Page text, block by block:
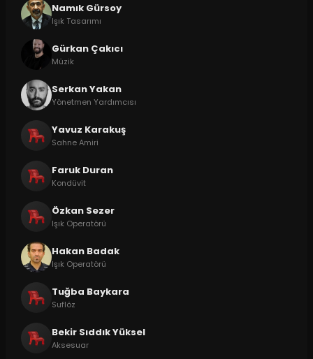
Namık Gürsoy
Işık Tasarımı
Gürkan Çakıcı
Müzik
Serkan Yakan
Yönetmen Yardımcısı
Yavuz Karakuş
Sahne Amiri
Faruk Duran
Kondüvit
Özkan Sezer
Işık Operatörü
Hakan Badak
Işık Operatörü
Tuğba Baykara
Suflöz
Bekir Sıddık Yüksel
Aksesuar